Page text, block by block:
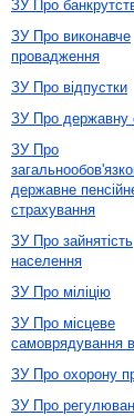
ЗУ Про
ЗУ Про виконавче
провадження
ЗУ Про відпустки
ЗУ Про державну
ЗУ Про
державне
страхування
ЗУ Про зайнятість
населення
ЗУ Про міліцію
ЗУ Про місцеве
самоврядування в
ЗУ Про охорону
ЗУ Про